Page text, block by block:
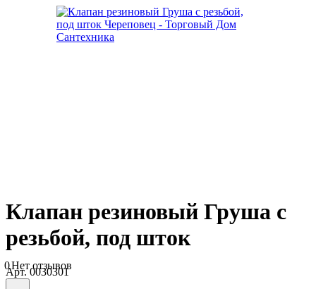
Клапан резиновый Груша с
резьбой, под шток
0Нет отзывов
Арт.0030301